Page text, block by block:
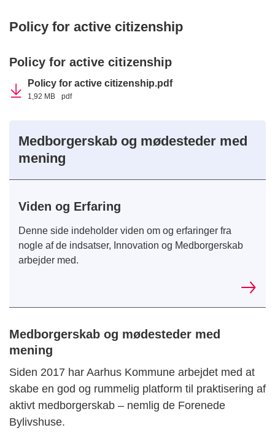
Policy for active citizenship
Policy for active citizenship
Policy for active citizenship.pdf
1,92 MB pdf
Medborgerskab og mødesteder med
mening
Viden og Erfaring
Denne side indeholder viden om og erfaringer fra
nogle af de indsatser, Innovation og Medborgerskab
arbejder med.
Medborgerskab og mødesteder med
mening
Siden 2017 har Aarhus Kommune arbejdet med at
skabe en god og rummelig platform til praktisering af
aktivt medborgerskab – nemlig de Forenede
Bylivshuse.